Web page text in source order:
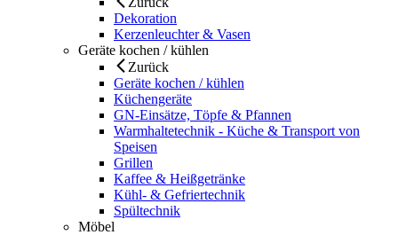
Dekoration
Kerzenleuchter & Vasen
Geräte kochen / kühlen
Zurück
Geräte kochen / kühlen
Küchengeräte
GN-Einsätze, Töpfe & Pfannen
Warmhaltetechnik - Küche & Transport von
Speisen
Grillen
Kaffee & Heißgetränke
Kühl- & Gefriertechnik
Spültechnik
Möbel